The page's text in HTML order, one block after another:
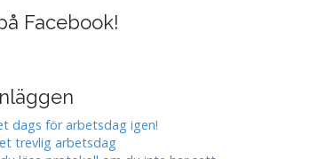
Facebook!
dags för arbetsdag igen!
trevlig arbetsdag